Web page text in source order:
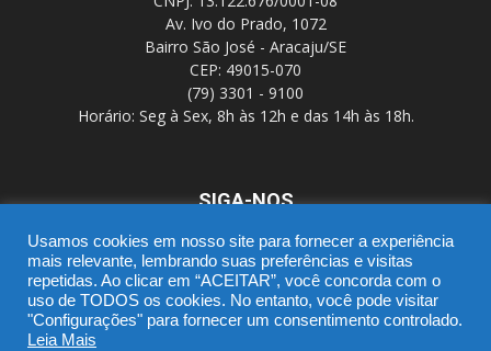
Av. Ivo do Prado, 1072
Bairro São José - Aracaju/SE
CEP: 49015-070
(79) 3301 - 9100
Horário: Seg à Sex, 8h às 12h e das 14h às 18h.
SIGA-NOS
SGD
Usamos cookies em nosso site para fornecer a experiência
mais relevante, lembrando suas preferências e visitas
repetidas. Ao clicar em “ACEITAR”, você concorda com o
uso de TODOS os cookies. No entanto, você pode visitar
"Configurações" para fornecer um consentimento controlado.
Leia Mais